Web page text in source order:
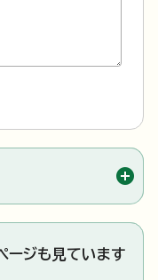
ージも見ています